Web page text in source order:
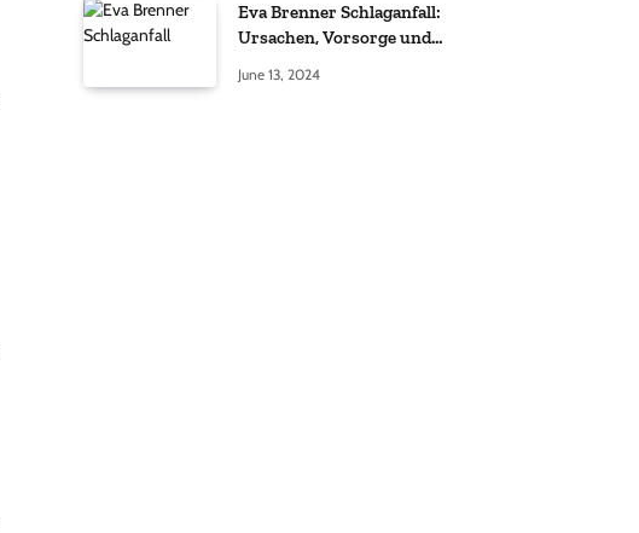
Eva Brenner Schlaganfall:
Ursachen, Vorsorge und
June 13, 2024